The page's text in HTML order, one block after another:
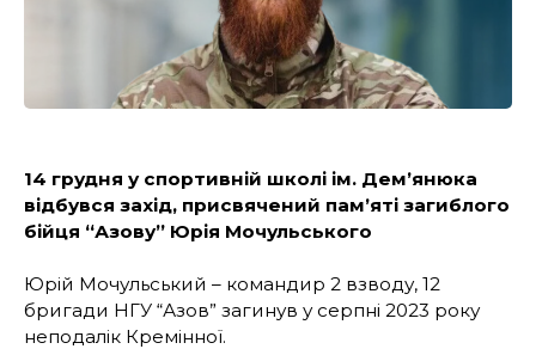
14 грудня у спортивній школі ім. Демʼянюка
відбувся захід, присвячений памʼяті загиблого
бійця “Азову” Юрія Мочульського
Юрій Мочульський – командир 2 взводу, 12
бригади НГУ “Азов” загинув у серпні 2023 року
неподалік Кремінної.